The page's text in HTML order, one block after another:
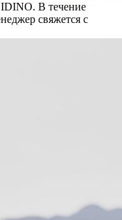
В течение
свяжется с